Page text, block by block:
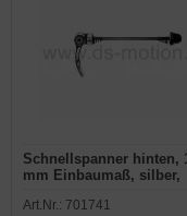
Schnellspanner hinten,
mm Einbaumaß, silber,
Art.Nr.: 701741